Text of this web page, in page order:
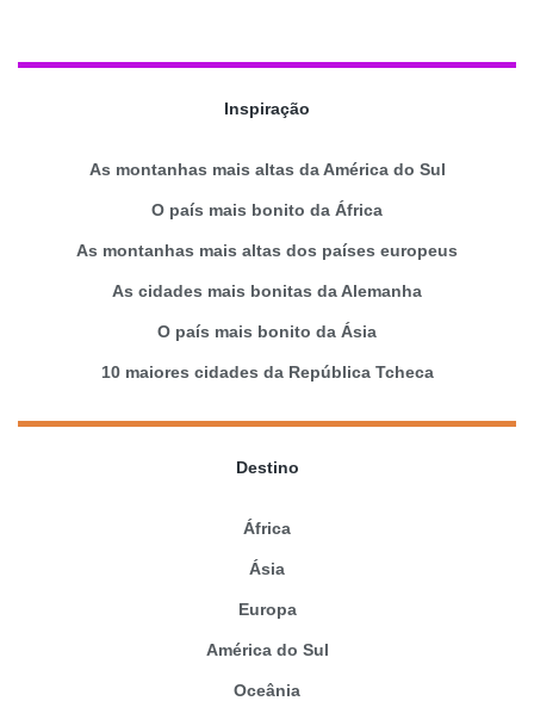
Inspiração
As montanhas mais altas da América do Sul
O país mais bonito da África
As montanhas mais altas dos países europeus
As cidades mais bonitas da Alemanha
O país mais bonito da Ásia
10 maiores cidades da República Tcheca
Destino
África
Ásia
Europa
América do Sul
Oceânia